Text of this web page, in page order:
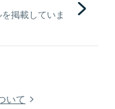
掲載していま
いて